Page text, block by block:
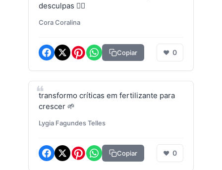
desculpas 🙆‍♀️
Cora Coralina
Copiar ❤ 0
transformo críticas em fertilizante para
crescer 🌱
Lygia Fagundes Telles
Copiar ❤ 0